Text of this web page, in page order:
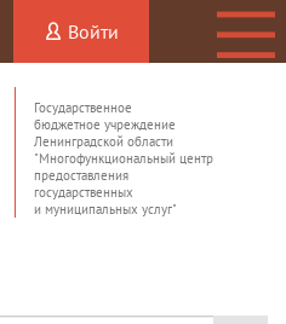
Войти
Государственное
бюджетное учреждение
Ленинградской области
"Многофункциональный центр
предоставления
государственных
и муниципальных услуг"